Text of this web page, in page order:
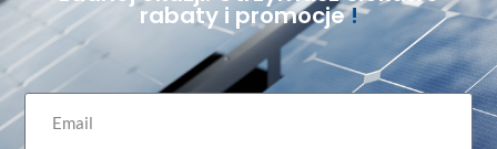
rabaty i promocje!